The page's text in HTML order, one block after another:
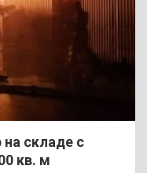
складе с
кв. м